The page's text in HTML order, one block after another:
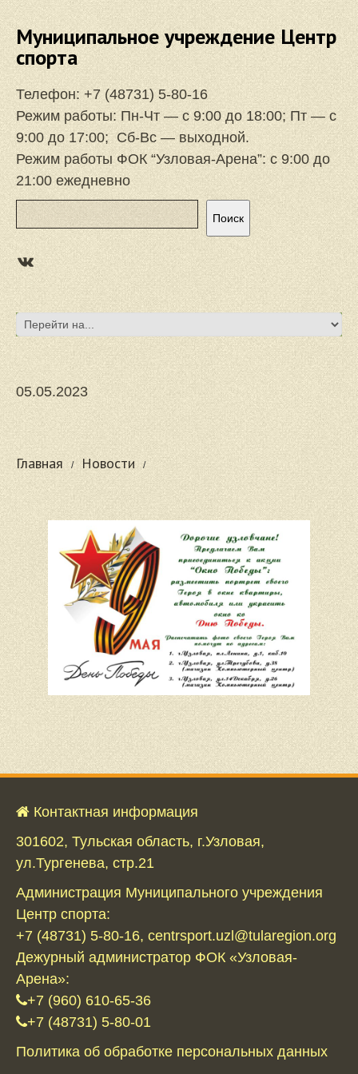
Муниципальное учреждение Центр
спорта
Телефон:+7 (48731) 5-80-16
Режим работы: Пн-Чт — с 9:00 до 18:00; Пт — с
9:00 до 17:00; Сб-Вс — выходной.
Режим работы ФОК “Узловая-Арена”: с 9:00 до
21:00 ежедневно
Поиск
Поиск
https://vk.com/focuzlarena
05.05.2023
Главная Новости
Контактная информация
301602, Тульская область, г.Узловая,
ул.Тургенева, стр.21
Администрация Муниципального учреждения
Центр спорта:
+7 (48731) 5-80-16, centrsport.uzl@tularegion.org
Дежурный администратор ФОК «Узловая-
Арена»:
+7 (960) 610-65-36
+7 (48731) 5-80-01
Политика об обработке персональных данных